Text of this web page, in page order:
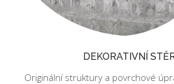
DEKORATIVNÍ
Originální struktury a povrchové